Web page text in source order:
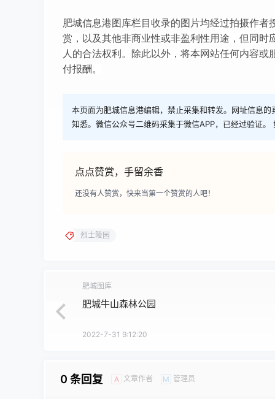
肥城信息港图库栏目收录的图片均经过拍摄作
赏，以及其他非商业性或非盈利性用途，但同
人的合法权利。除此以外，将本网站任何内容
付报酬。
本页面为肥城信息港编辑，禁止采集和转发。网址信息
知悉。微信公众号二维码采集于微信APP，已经过验证
点点赞赏，手留余香
还没有人赞赏，快来当第一个赞赏的人吧！
烈士陵园
肥城图库
肥城牛山森林公园
2022-7-31 9:12:20
0 条回复 A 文章作者 M 管理员